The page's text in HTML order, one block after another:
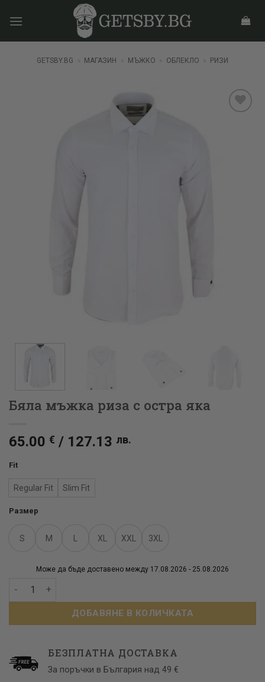
GETSBY.BG МАГАЗИН МЪЖКО ОБЛЕКЛО РИЗИ
Бяла мъжка риза с остра яка
65.00 € / 127.13 лв.
Fit
Regular Fit Slim Fit
Размер
S M XL XXL 3XL
Може да бъде доставено между 17.08.2026 - 25.08.2026
количество за Бяла мъжка риза с остра яка
ДОБАВЯНЕ В КОЛИЧКАТА
БЕЗПЛАТНА ДОСТАВКА
За поръчки в България над 49 €